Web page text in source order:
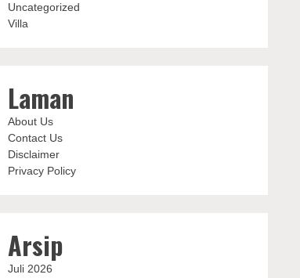
Uncategorized
Villa
Laman
About Us
Contact Us
Disclaimer
Privacy Policy
Arsip
Juli 2026